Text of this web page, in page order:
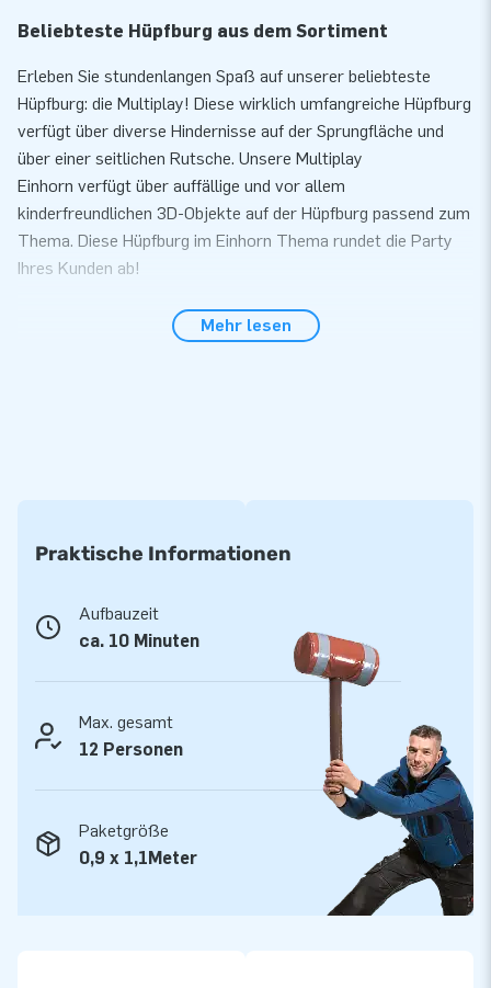
Beliebteste Hüpfburg aus dem Sortiment
Erleben Sie stundenlangen Spaß auf unserer beliebteste
Hüpfburg: die Multiplay! Diese wirklich umfangreiche Hüpfburg
verfügt über diverse Hindernisse auf der Sprungfläche und
über einer seitlichen Rutsche. Unsere Multiplay
Einhorn verfügt über auffällige und vor allem
kinderfreundlichen 3D-Objekte auf der Hüpfburg passend zum
Thema. Diese Hüpfburg im Einhorn Thema rundet die Party
Ihres Kunden ab!
Komfort und Service
abenteuerreiches Erlebnis.
JB Hüpfburgen sind an mehreren Stellen verstärkt und
mehrfach vernäht. Sie werden aus einer hoch qualitativen 9x9
Gewebe PVC Plane produziert. Aufgrund dessen sind Sie
langlebig und einfach zu reinigen. Zu dem gewähren wir Ihnen
5 Jahre Herstellergarantie, aus diesem Grund liefern Sie mit
diesem Produkt jahrelang optimalen Spielspaß.
Kaufen Sie diese lustige Hüpfburg und liefern Sie Ihren Kunden
den Tag Ihres Lebens!
Über 15.0000 Kunden hab sich bereits für JB
Mehr lesen
Praktische Informationen
Aufbauzeit
ca. 10 Minuten
Max. gesamt
12 Personen
Paketgröße
0,9 x 1,1Meter